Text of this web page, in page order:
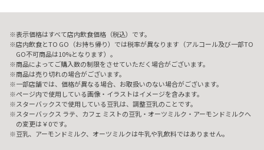
表示価格はすべて店内飲食価格（税込）です。
店内飲食とTO GO（お持ち帰り）では税率が異なります（アルコール及び一部TO
GO不可商品は10%となります）。
商品によってご購入数の制限をさせていただく場合がございます。
商品は売り切れの場合がございます。
一部店舗では、価格が異なる場合、お取扱いのない場合がございます。
ページ内で使用している画像・イラストはイメージを含みます。
スターバックスで使用している豆乳は、調整豆乳のことです。
スターバックス ラテ、カフェ ミストの豆乳・オーツミルク・アーモンドミルクへ
の変更は￥0です。
豆乳、アーモンドミルク、オーツミルクは牛乳や乳飲料ではありません。